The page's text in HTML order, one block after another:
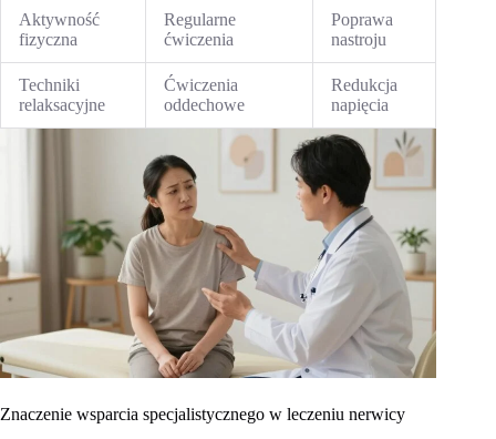
Aktywność
fizyczna
Regularne
ćwiczenia
Poprawa
nastroju
Techniki
relaksacyjne
Ćwiczenia
oddechowe
Redukcja
napięcia
Znaczenie wsparcia specjalistycznego w leczeniu nerwicy